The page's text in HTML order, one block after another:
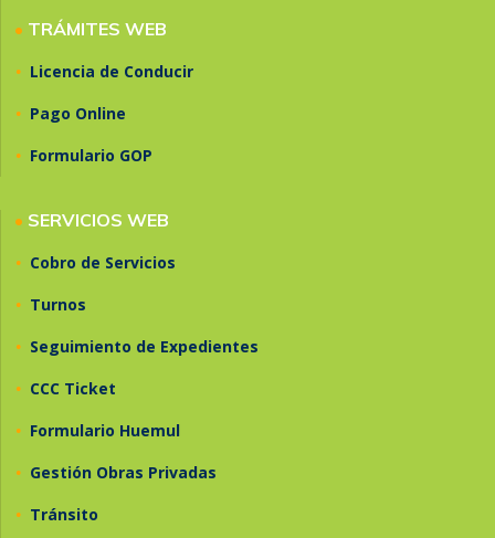
• TRÁMITES WEB
• Licencia de Conducir
• Pago Online
• Formulario GOP
• SERVICIOS WEB
• Cobro de Servicios
• Turnos
• Seguimiento de Expedientes
• CCC Ticket
• Formulario Huemul
• Gestión Obras Privadas
• Tránsito